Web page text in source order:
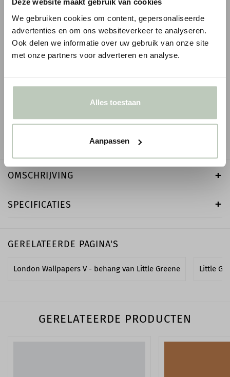
Deze website maakt gebruik van cookies
We gebruiken cookies om content, gepersonaliseerde
advertenties en om ons websiteverkeer te analyseren.
Ook delen we informatie over uw gebruik van onze site
met onze partners voor adverteren en analyse.
Alles toestaan
Aanpassen
ORAC WANDLIJST PX202
€ 17,65 € 15,01p/m
incl. BTW
● Voor 10.15 uur besteld, vandaag verzonden
ORAC WANDLIJST
€ 7,75 € 6,59p/m
● Voor 10.15 uur besteld,
OMSCHRIJVING
SPECIFICATIES
GERELATEERDE PAGINA'S
London Wallpapers V - behang van Little Greene Little
GERELATEERDE PRODUCTEN